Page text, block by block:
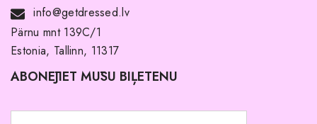
Noma ar pirkuma tiesībām
Par mums
Pirkuma noteikumi un nosacījumi
Atgriešanas politika
Līgavas družiņu kleitas
info@getdressed.lv
Pärnu mnt 139C/1
Estonia, Tallinn, 11317
ABONĒJIET MŪSU BIĻETENU